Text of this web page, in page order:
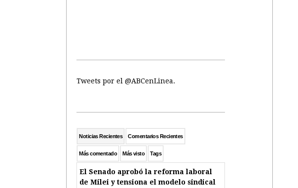
Tweets por el @ABCenLinea.
Noticias Recientes Comentarios Recientes
Más comentado Más visto Tags
El Senado aprobó la reforma laboral
de Milei y tensiona el modelo sindical